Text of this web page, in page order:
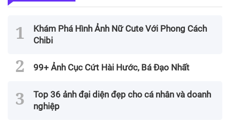
Khám Phá Hình Ảnh Nữ Cute Với Phong Cách
Chibi
99+ Ảnh Cục Cứt Hài Hước, Bá Đạo Nhất
Top 36 ảnh đại diện đẹp cho cá nhân và doanh
nghiệp